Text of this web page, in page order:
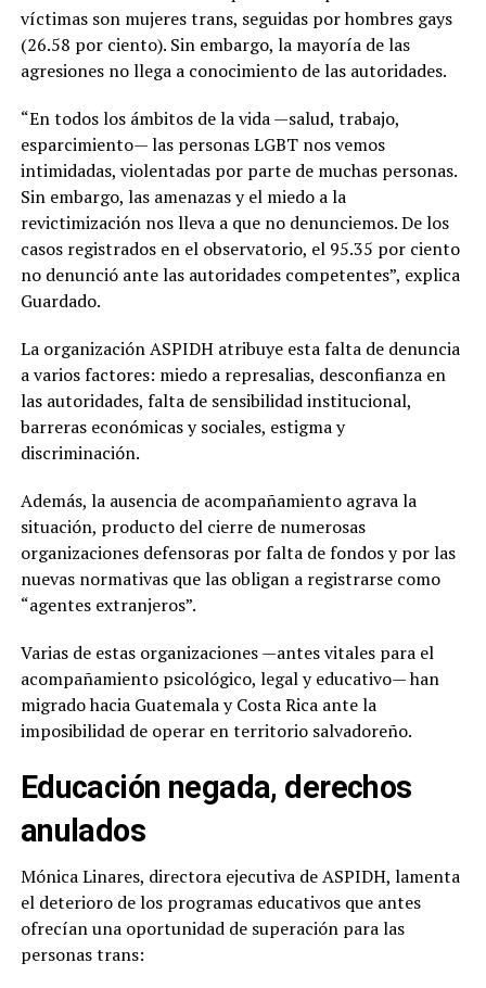
víctimas son mujeres trans, seguidas por hombres gays
(26.58 por ciento). Sin embargo, la mayoría de las
agresiones no llega a conocimiento de las autoridades.
“En todos los ámbitos de la vida —salud, trabajo,
esparcimiento— las personas LGBT nos vemos
intimidadas, violentadas por parte de muchas personas.
Sin embargo, las amenazas y el miedo a la
revictimización nos lleva a que no denunciemos. De los
casos registrados en el observatorio, el 95.35 por ciento
no denunció ante las autoridades competentes”, explica
Guardado.
La organización ASPIDH atribuye esta falta de denuncia
a varios factores: miedo a represalias, desconfianza en
las autoridades, falta de sensibilidad institucional,
barreras económicas y sociales, estigma y
discriminación.
Además, la ausencia de acompañamiento agrava la
situación, producto del cierre de numerosas
organizaciones defensoras por falta de fondos y por las
nuevas normativas que las obligan a registrarse como
“agentes extranjeros”.
Varias de estas organizaciones —antes vitales para el
acompañamiento psicológico, legal y educativo— han
migrado hacia Guatemala y Costa Rica ante la
imposibilidad de operar en territorio salvadoreño.
Educación negada, derechos
anulados
Mónica Linares, directora ejecutiva de ASPIDH, lamenta
el deterioro de los programas educativos que antes
ofrecían una oportunidad de superación para las
personas trans: